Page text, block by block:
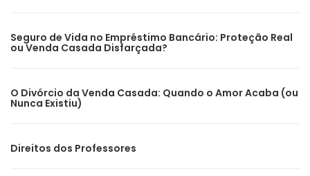
Seguro de Vida no Empréstimo Bancário: Proteção Real
ou Venda Casada Disfarçada?
O Divórcio da Venda Casada: Quando o Amor Acaba (ou
Nunca Existiu)
Direitos dos Professores